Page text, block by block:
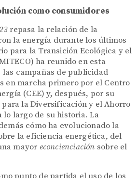
como consumidores
repasa la relación de la
la energía durante los últimos
para la Transición Ecológica y el
ha reunido en esta
campañas de publicidad
en marcha primero por el Centro
(CEE) y, después, por su
la Diversificación y el Ahorro
lo largo de su historia. La
cómo ha evolucionado la
la eficiencia energética, del
mayor econcienciación sobre el